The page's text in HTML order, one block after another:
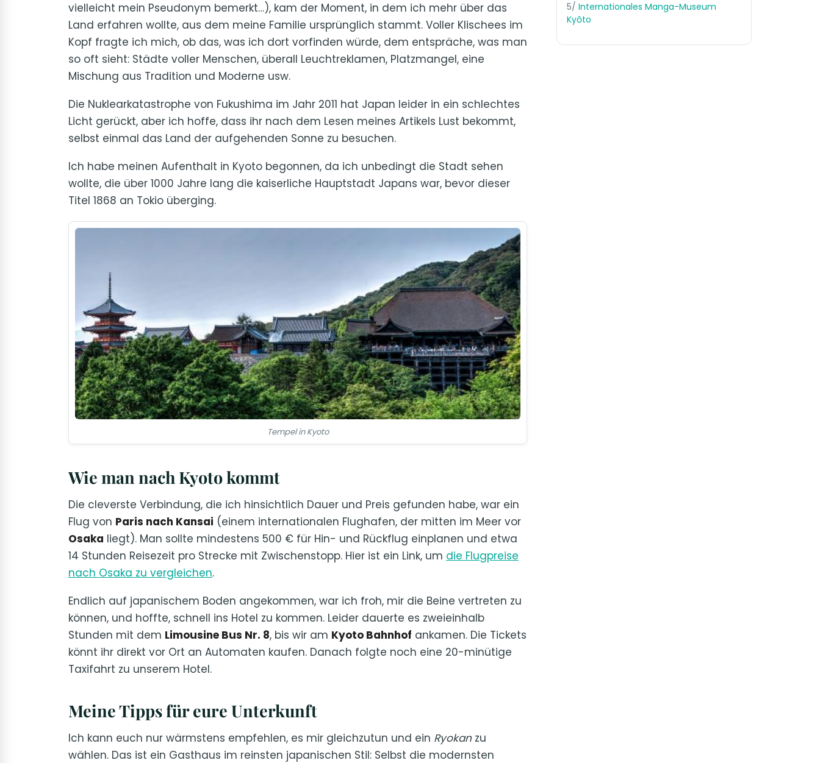
vielleicht mein Pseudonym bemerkt…), kam der Moment, in dem ich mehr über das
Land erfahren wollte, aus dem meine Familie ursprünglich stammt. Voller Klischees im
Kopf fragte ich mich, ob das, was ich dort vorfinden würde, dem entspräche, was man
so oft sieht: Städte voller Menschen, überall Leuchtreklamen, Platzmangel, eine
Mischung aus Tradition und Moderne usw.
Die Nuklearkatastrophe von Fukushima im Jahr 2011 hat Japan leider in ein schlechtes
Licht gerückt, aber ich hoffe, dass ihr nach dem Lesen meines Artikels Lust bekommt,
selbst einmal das Land der aufgehenden Sonne zu besuchen.
Ich habe meinen Aufenthalt in Kyoto begonnen, da ich unbedingt die Stadt sehen
wollte, die über 1000 Jahre lang die kaiserliche Hauptstadt Japans war, bevor dieser
Titel 1868 an Tokio überging.
Tempel in Kyoto
Wie man nach Kyoto kommt
Die cleverste Verbindung, die ich hinsichtlich Dauer und Preis gefunden habe, war ein
Flug von Paris nach Kansai (einem internationalen Flughafen, der mitten im Meer vor
Osaka liegt). Man sollte mindestens 500 € für Hin- und Rückflug einplanen und etwa
14 Stunden Reisezeit pro Strecke mit Zwischenstopp. Hier ist ein Link, um die Flugpreise
nach Osaka zu vergleichen.
Endlich auf japanischem Boden angekommen, war ich froh, mir die Beine vertreten zu
können, und hoffte, schnell ins Hotel zu kommen. Leider dauerte es zweieinhalb
Stunden mit dem Limousine Bus Nr. 8, bis wir am Kyoto Bahnhof ankamen. Die Tickets
könnt ihr direkt vor Ort an Automaten kaufen. Danach folgte noch eine 20-minütige
Taxifahrt zu unserem Hotel.
Meine Tipps für eure Unterkunft
Ich kann euch nur wärmstens empfehlen, es mir gleichzutun und ein Ryokanzu
wählen. Das ist ein Gasthaus im reinsten japanischen Stil: Selbst die modernsten
5/ Internationales Manga-Museum
Kyōto